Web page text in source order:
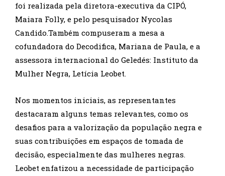
foi realizada pela diretora-executiva da CIPÓ,
Maiara Folly, e pelo pesquisador Nycolas
Candido.Também compuseram a mesa a
cofundadora do Decodifica, Mariana de Paula, e a
assessora internacional do Geledés: Instituto da
Mulher Negra, Letícia Leobet.
Nos momentos iniciais, as representantes
destacaram alguns temas relevantes, como os
desafios para a valorização da população negra e
suas contribuições em espaços de tomada de
decisão, especialmente das mulheres negras.
Leobet enfatizou a necessidade de participação